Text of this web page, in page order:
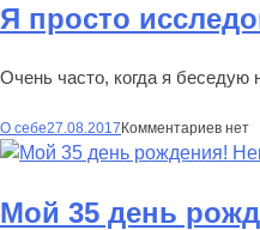
Я просто
Очень часто, когда я беседую
О себе27.08.2017 Комментариев нет
Мой 35 день